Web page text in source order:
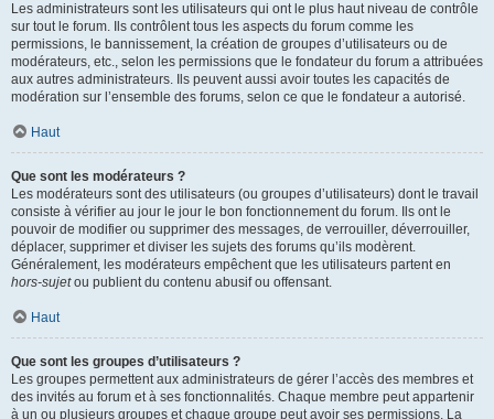
Les administrateurs sont les utilisateurs qui ont le plus haut niveau de contrôle
sur tout le forum. Ils contrôlent tous les aspects du forum comme les
permissions, le bannissement, la création de groupes d’utilisateurs ou de
modérateurs, etc., selon les permissions que le fondateur du forum a attribuées
aux autres administrateurs. Ils peuvent aussi avoir toutes les capacités de
modération sur l’ensemble des forums, selon ce que le fondateur a autorisé.
Haut
Que sont les modérateurs ?
Les modérateurs sont des utilisateurs (ou groupes d’utilisateurs) dont le travail
consiste à vérifier au jour le jour le bon fonctionnement du forum. Ils ont le
pouvoir de modifier ou supprimer des messages, de verrouiller, déverrouiller,
déplacer, supprimer et diviser les sujets des forums qu’ils modèrent.
Généralement, les modérateurs empêchent que les utilisateurs partent en
hors-sujetou publient du contenu abusif ou offensant.
Haut
Que sont les groupes d’utilisateurs ?
Les groupes permettent aux administrateurs de gérer l’accès des membres et
des invités au forum et à ses fonctionnalités. Chaque membre peut appartenir
à un ou plusieurs groupes et chaque groupe peut avoir ses permissions. La